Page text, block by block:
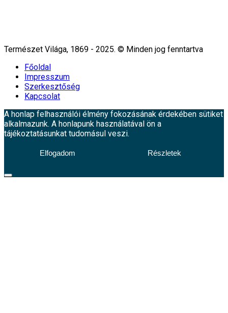
Természet Világa, 1869 - 2025. © Minden jog fenntartva
Főoldal
Impresszum
Szerkesztőség
Kapcsolat
A honlap felhasználói élmény fokozásának érdekében sütiket
alkalmazunk. A honlapunk használatával ön a
tájékoztatásunkat tudomásul veszi.
Elfogadom Részletek